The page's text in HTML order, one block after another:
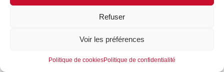
Refuser
Voir les préférences
Politique de cookiesPolitique de confidentialité